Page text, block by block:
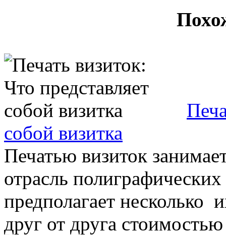
собой визитка
Печатью визиток
отрасль
предполагает несколько
друг от друга